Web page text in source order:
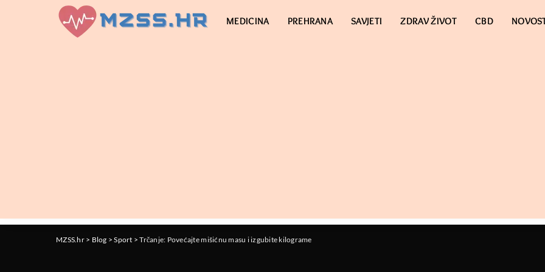
MEDICINA PREHRANA SAVJETI ZDRAV ŽIVOT CBD
MZSS.hr> Blog >Sport >Trčanje: Povećajte mišićnu masu i izgubite kilograme